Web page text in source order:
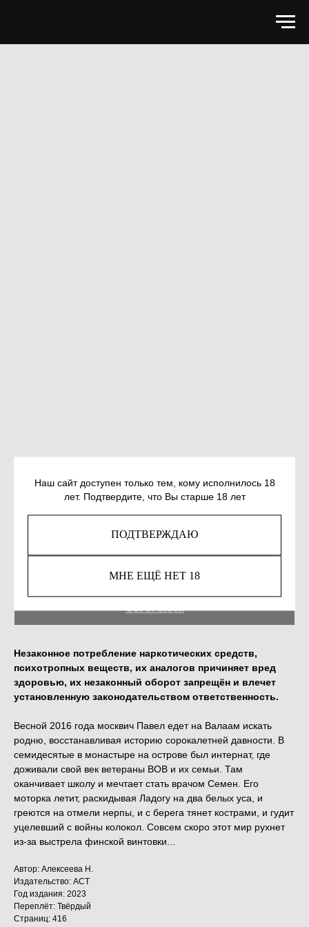
Наш сайт доступен только тем, кому исполнилось 18
лет. Подтвердите, что Вы старше 18 лет
ПОДТВЕРЖДАЮ
МНЕ ЕЩЁ НЕТ 18
АЛЕКСЕЕВА Н. ПОЛУНОЩНИЦА
978-5-17-161458-4
Out of stock
Незаконное потребление наркотических средств,
психотропных веществ, их аналогов причиняет вред
здоровью, их незаконный оборот запрещён и влечет
установленную законодательством ответственность.
Весной 2016 года москвич Павел едет на Валаам искать
родню, восстанавливая историю сорокалетней давности. В
семидесятые в монастыре на острове был интернат, где
доживали свой век ветераны ВОВ и их семьи. Там
оканчивает школу и мечтает стать врачом Семен. Его
моторка летит, раскидывая Ладогу на два белых уса, и
греются на отмели нерпы, и с берега тянет кострами, и гудит
уцелевший с войны колокол. Совсем скоро этот мир рухнет
из-за выстрела финской винтовки...
Автор: Алексеева Н.
Издательство: АСТ
Год издания: 2023
Переплёт: Твёрдый
Страниц: 416